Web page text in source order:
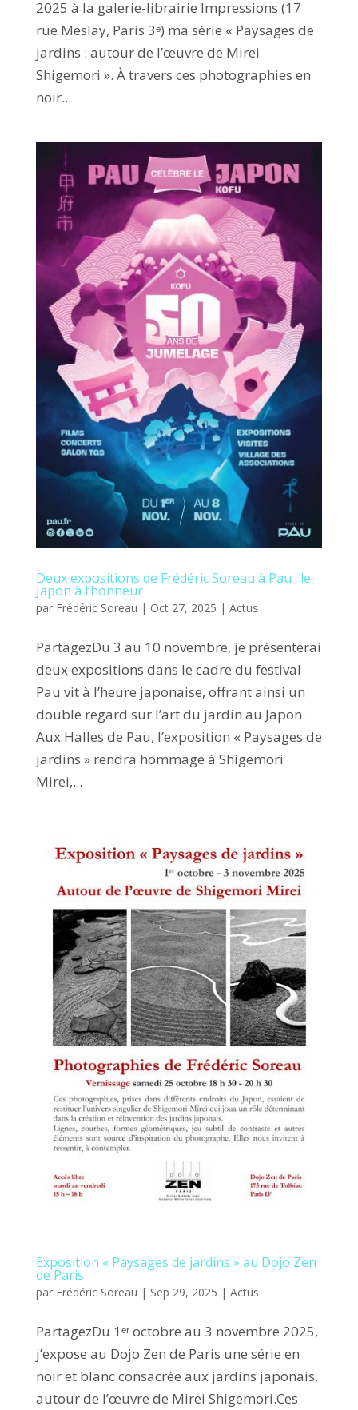
2025 à la galerie-librairie Impressions (17
rue Meslay, Paris 3ᵉ) ma série « Paysages de
jardins : autour de l’œuvre de Mirei
Shigemori ». À travers ces photographies en
noir...
Deux expositions de Frédéric Soreau à Pau : le
Japon à l’honneur
par Frédéric Soreau | Oct 27, 2025 | Actus
PartagezDu 3 au 10 novembre, je présenterai
deux expositions dans le cadre du festival
Pau vit à l’heure japonaise, offrant ainsi un
double regard sur l’art du jardin au Japon.
Aux Halles de Pau, l’exposition « Paysages de
jardins » rendra hommage à Shigemori
Mirei,...
Exposition « Paysages de jardins » au Dojo Zen
de Paris
par Frédéric Soreau | Sep 29, 2025 | Actus
PartagezDu 1ᵉʳ octobre au 3 novembre 2025,
j’expose au Dojo Zen de Paris une série en
noir et blanc consacrée aux jardins japonais,
autour de l’œuvre de Mirei Shigemori.Ces